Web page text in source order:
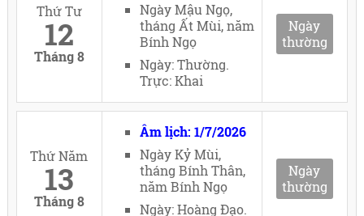
Thứ Tư
12
Tháng 8
Ngày Mậu Ngọ,
tháng Ất Mùi, năm
Bính Ngọ
Ngày: Thường.
Trực: Khai
Ngày
thường
Thứ Năm
13
Tháng 8
Âm lịch: 1/7/2026
Ngày Kỷ Mùi,
tháng Bính Thân,
năm Bính Ngọ
Ngày: Hoàng Đạo.
Ngày
thường